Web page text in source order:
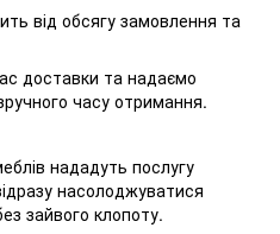
від обсягу замовлення та
доставки та надаємо
часу отримання.
нададуть послугу
насолоджуватися
зайвого клопоту.